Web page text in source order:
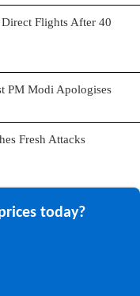
Flights After 40
PM Modi Apologises
Fresh Attacks
today?